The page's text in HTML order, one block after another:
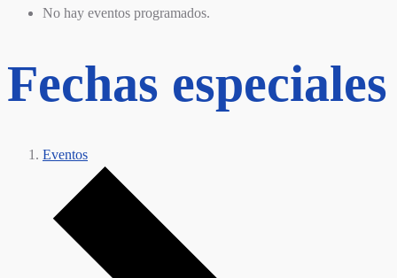
No hay eventos programados.
Fechas especiales
Eventos